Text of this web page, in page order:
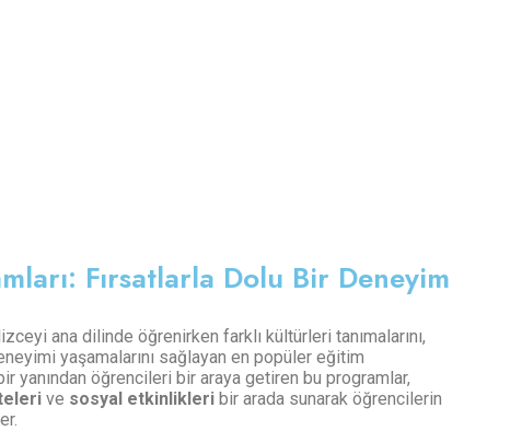
Fırsatlarla Dolu Bir Deneyim
ana dilinde öğrenirken farklı kültürleri tanımalarını,
yaşamalarını sağlayan en popüler eğitim
yanından öğrencileri bir araya getiren bu programlar,
ve sosyal etkinlikleribir arada sunarak öğrencilerin